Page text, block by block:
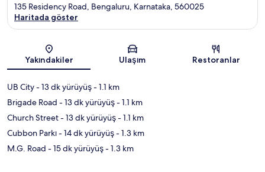
Harita
135 Residency Road, Bengaluru, Karnataka, 560025
Haritada göster
Yakındakiler Ulaşım Restoranlar
UB City- 13 dk yürüyüş- 1.1 km
Brigade Road - 13 dk yürüyüş- 1.1 km
Church Street- 13 dk yürüyüş- 1.1 km
Cubbon Parkı- 14 dk yürüyüş- 1.3 km
M.G. Road - 15 dk yürüyüş- 1.3 km